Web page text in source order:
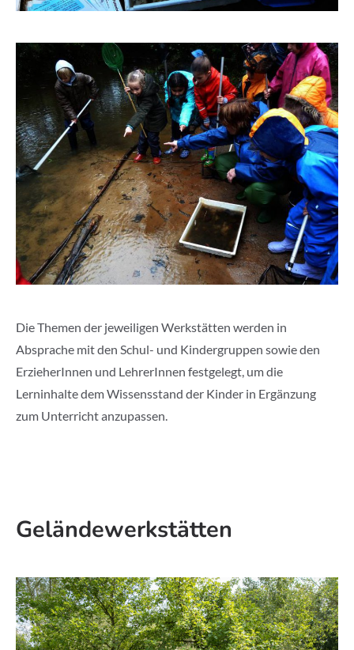
Die Themen der jeweiligen Werkstätten werden in
Absprache mit den Schul- und Kindergruppen sowie den
ErzieherInnen und LehrerInnen festgelegt, um die
Lerninhalte dem Wissensstand der Kinder in Ergänzung
zum Unterricht anzupassen.
Geländewerkstätten